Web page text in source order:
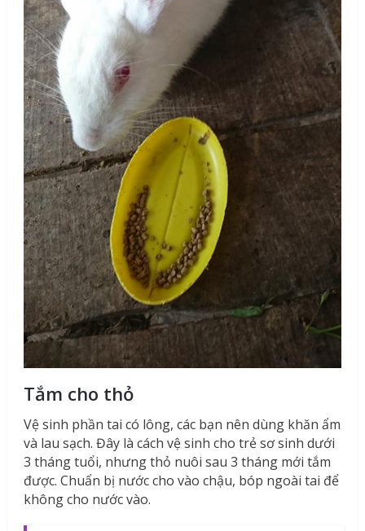
Tắm cho thỏ
Vệ sinh phần tai có lông, các bạn nên dùng khăn ẩm
và lau sạch. Đây là cách vệ sinh cho trẻ sơ sinh dưới
3 tháng tuổi, nhưng thỏ nuôi sau 3 tháng mới tắm
được. Chuẩn bị nước cho vào chậu, bóp ngoài tai để
không cho nước vào.